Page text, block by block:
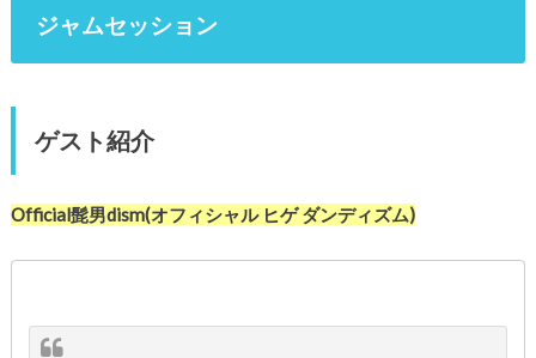
ジャムセッション
ゲスト紹介
Official髭男dism(オフィシャル ヒゲ ダンディズム)